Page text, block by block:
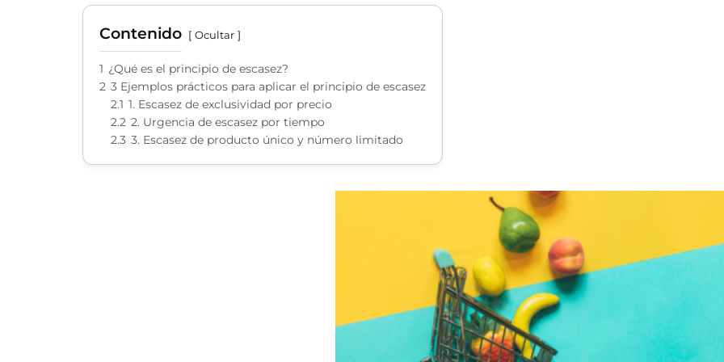
Contenido Ocultar
1 ¿Qué es el principio de escasez?
2 3 Ejemplos prácticos para aplicar el principio de escasez
2.1 1. Escasez de exclusividad por precio
2.2 2. Urgencia de escasez por tiempo
2.3 3. Escasez de producto único y número limitado